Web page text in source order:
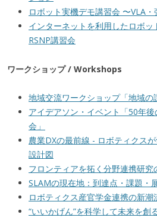
ロボット実機デモ講習会 〜VLA
インターネットを利用したロボ
RSNP講習会
ワークショップ / Workshops
地域交流ワークショップ「地域の
アイデアソン・イベント「50年
会」
農業DXの最前線 - ロボティクス
設計図
フロンティアを拓く分野連携研究
SLAMの現在地：到達点・課題・
ロボティクス産官学金連携の新潮
“いいかげん”を科学して未来を創